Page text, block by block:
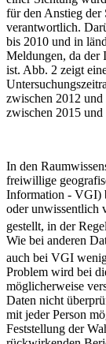
für den Anstieg der
verantwortlich.
bis 2010 und in
Meldungen, da der
ist. Abb. 2 zeigt
zwischen 2012
zwischen 2015 und
In den
freiwillige
Information - VGI)
oder unwissentlich
gestellt, in der
Wie bei anderen
auch bei VGI
Problem wird bei
möglicherweise
Daten nicht
mit jeder Person
Feststellung der